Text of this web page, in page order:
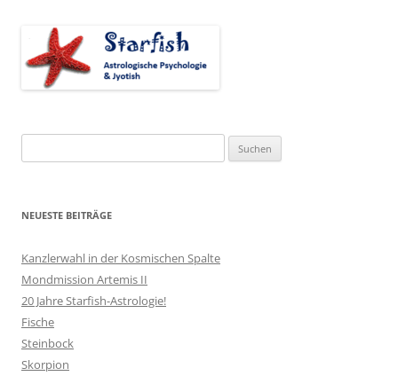
nach:
NEUESTE BEITRÄGE
Kanzlerwahl in der Kosmischen Spalte
Mondmission Artemis II
20 Jahre Starfish-Astrologie!
Fische
Steinbock
Skorpion